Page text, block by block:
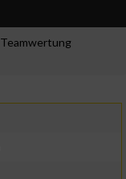
Teamwertung